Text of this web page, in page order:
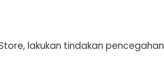
lakukan tindakan pencegahan